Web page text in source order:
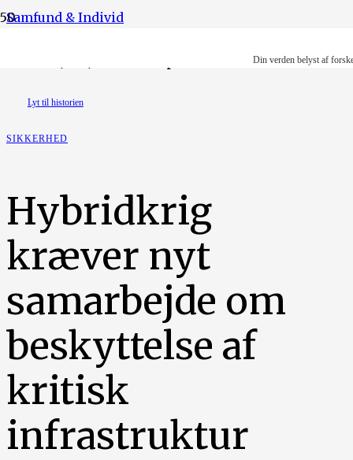
Din verden belyst af
Samfund & Individ
Lyt til historien
SIKKERHED
Hybridkrig
kræver nyt
samarbejde om
beskyttelse af
kritisk
infrastruktur